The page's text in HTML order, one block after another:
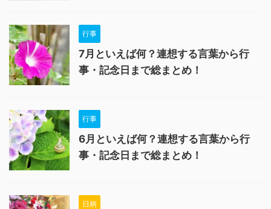
行事
7月といえば何？連想する言葉から行
事・記念日まで総まとめ！
行事
6月といえば何？連想する言葉から行
事・記念日まで総まとめ！
日柄